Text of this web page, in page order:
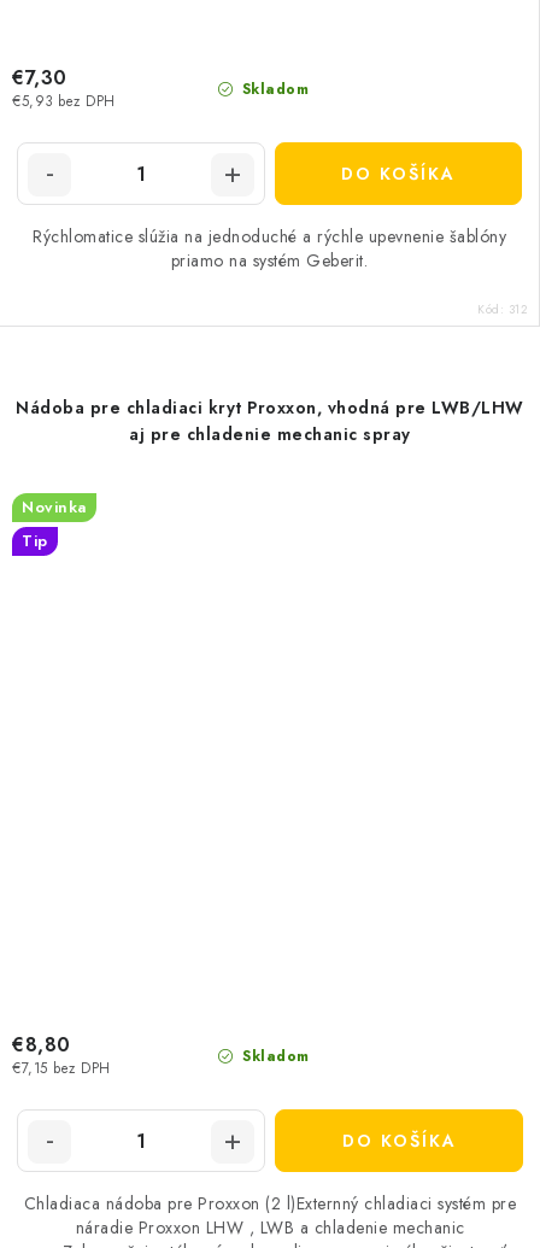
Skladom
€5,93 bez DPH
€7,30
DO KOŠÍKA
Rýchlomatice slúžia na jednoduché a rýchle upevnenie šablóny
priamo na systém Geberit.
Kód: 312
Nádoba pre chladiaci kryt Proxxon, vhodná pre LWB/LHW
aj pre chladenie mechanic spray
Novinka
Tip
Skladom
€7,15 bez DPH
€8,80
DO KOŠÍKA
Chladiaca nádoba pre Proxxon (2 l)Externný chladiaci systém pre
náradie Proxxon LHW , LWB a chladenie mechanic